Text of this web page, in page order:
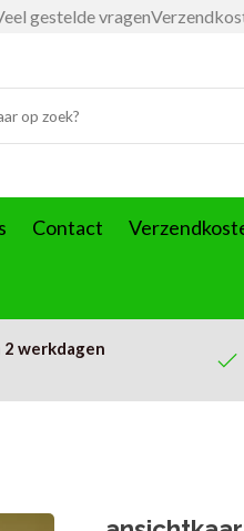
gestelde vragen
Contact
werkdagen